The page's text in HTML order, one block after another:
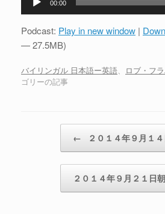
プ
ヤ
ー
00:00
Podcast: Play in new window |
— 27.5MB)
バイリンガル 日本語ー英語、 ロブ・フ
ゴリーの記事
← ２０１４年９月１
２０１４年９月２１日